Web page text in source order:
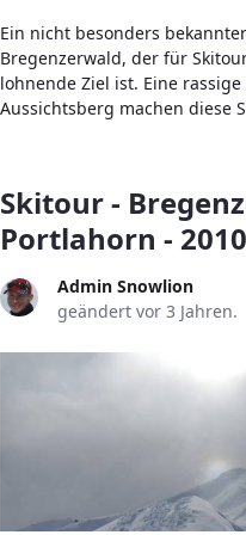
Ein nicht besonders
Bregenzerwald, der für
lohnende Ziel ist. Eine
Aussichtsberg machen diese
Skitour -
Portlahorn -
Admin Snowlion
geändert vor 3 Jahren.